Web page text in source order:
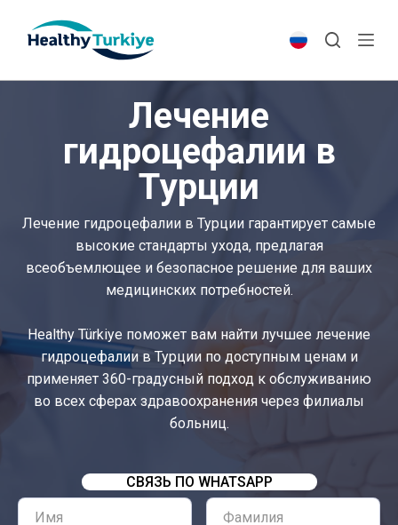
p
Лечение
гидроцефалии в
Турции
Лечение гидроцефалии в Турции гарантирует самые
высокие стандарты ухода, предлагая
всеобъемлющее и безопасное решение для ваших
медицинских потребностей.
Healthy Türkiye поможет вам найти лучшее лечение
гидроцефалии в Турции по доступным ценам и
применяет 360-градусный подход к обслуживанию
во всех сферах здравоохранения через филиалы
больниц.
СВЯЗЬ ПО WHATSAPP